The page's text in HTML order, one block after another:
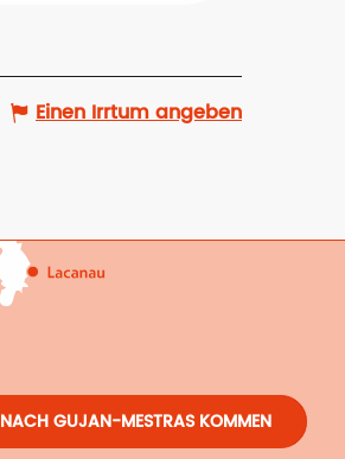
Einen Irrtum angeben
NACH GUJAN-MESTRAS KOMMEN